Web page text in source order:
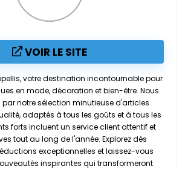
VOIR LE SITE
votre destination incontournable pour
en mode, décoration et bien-être. Nous
notre sélection minutieuse d'articles
adaptés à tous les goûts et à tous les
forts incluent un service client attentif et
tout au long de l'année. Explorez dès
exceptionnelles et laissez-vous
inspirantes qui transformeront